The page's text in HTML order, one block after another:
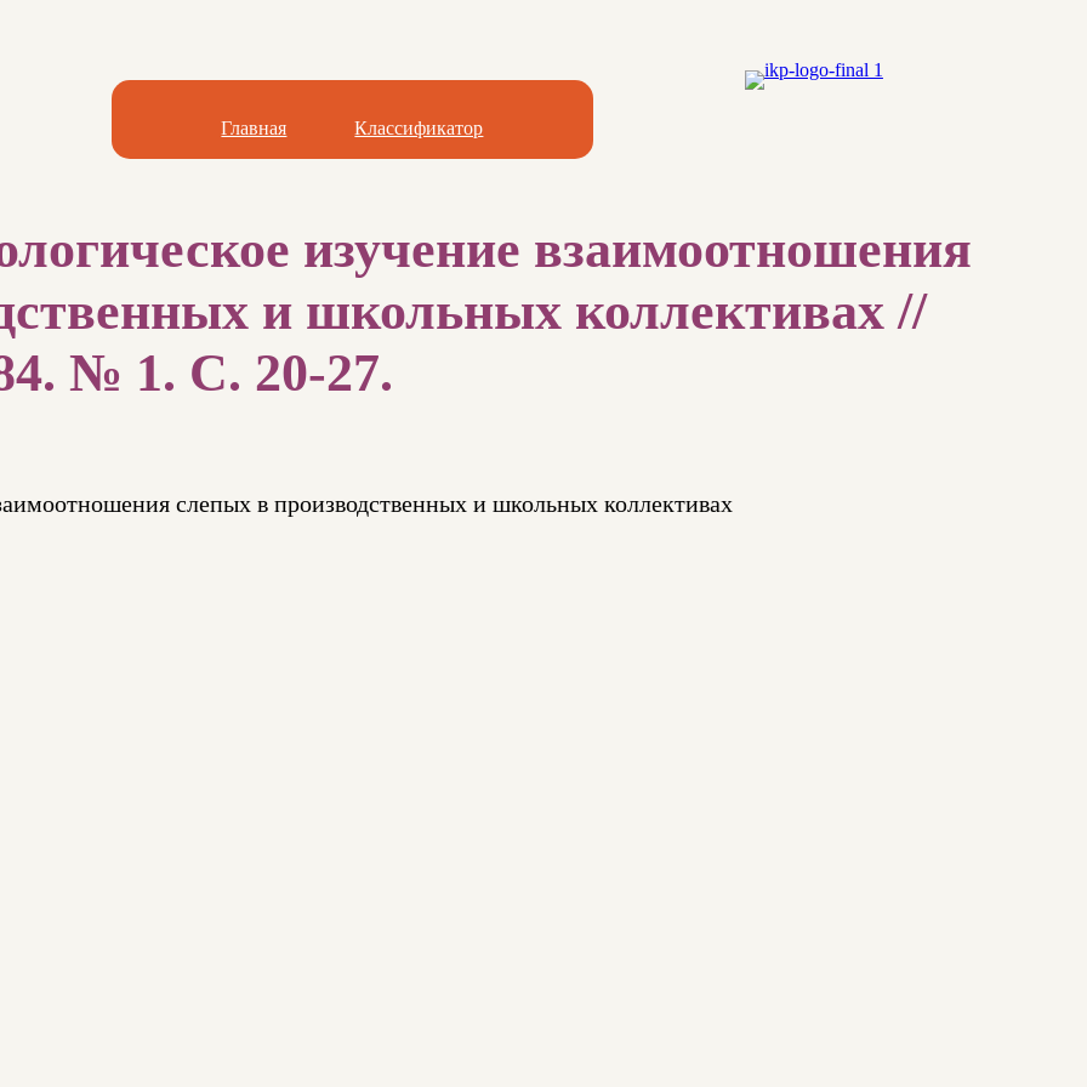
Главная Классификатор
изучение взаимоотношения
и школьных коллективах //
№ 1. С. 20-27.
слепых в производственных и школьных коллективах